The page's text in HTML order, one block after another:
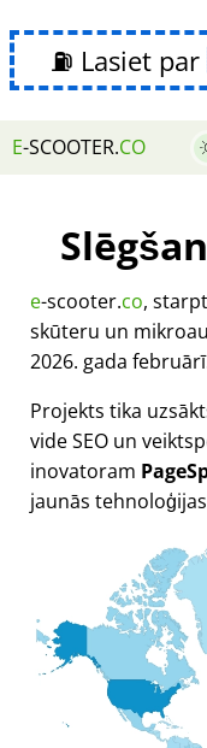
⛽ Lasiet par
E-SCOOTER.CO
e-scooter.co,
skūteru un
2026. gada
Projekts tika
vide SEO un
inovatoram
jaunās